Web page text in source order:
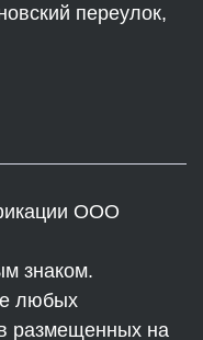
переулок,
ООО
знаком.
любых
размещенных на